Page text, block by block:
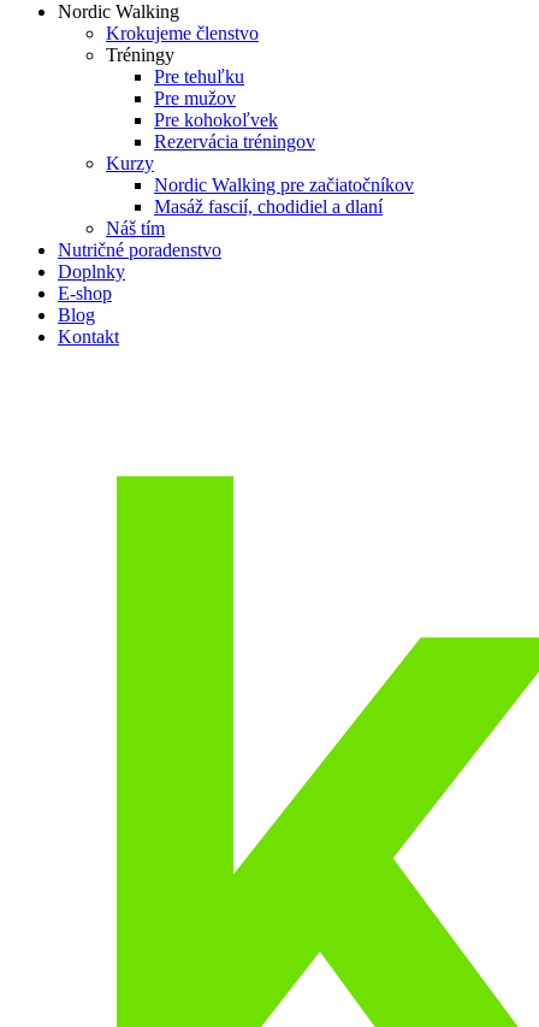
Nordic Walking
Krokujeme členstvo
Tréningy
Pre tehuľku
Pre mužov
Pre kohokoľvek
Rezervácia tréningov
Kurzy
Nordic Walking pre začiatočníkov
Masáž fascií, chodidiel a dlaní
Náš tím
Nutričné poradenstvo
Doplnky
E-shop
Blog
Kontakt